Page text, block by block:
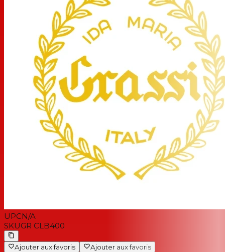
UPCN/A
SKUGR CLB400
Ajouter aux favoris Ajouter aux favoris